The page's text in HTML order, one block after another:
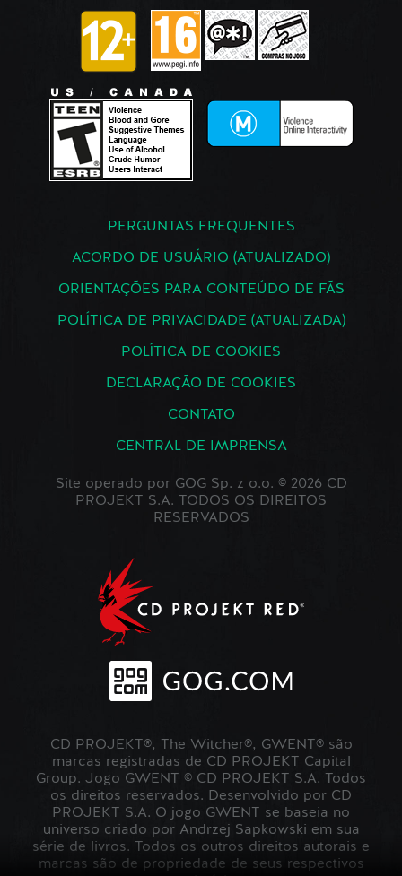
PERGUNTAS FREQUENTES
ACORDO DE USUÁRIO (ATUALIZADO)
ORIENTAÇÕES PARA CONTEÚDO DE FÃS
POLÍTICA DE PRIVACIDADE (ATUALIZADA)
POLÍTICA DE COOKIES
DECLARAÇÃO DE COOKIES
CONTATO
CENTRAL DE IMPRENSA
Site operado por GOG Sp. z o.o. © 2026 CD
PROJEKT S.A. TODOS OS DIREITOS
RESERVADOS
CD PROJEKT®, The Witcher®, GWENT® são
marcas registradas de CD PROJEKT Capital
Group. Jogo GWENT © CD PROJEKT S.A. Todos
os direitos reservados. Desenvolvido por CD
PROJEKT S.A. O jogo GWENT se baseia no
universo criado por Andrzej Sapkowski em sua
série de livros. Todos os outros direitos autorais e
marcas são de propriedade de seus respectivos